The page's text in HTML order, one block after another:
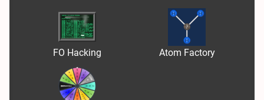
FO Hacking Atom Factory